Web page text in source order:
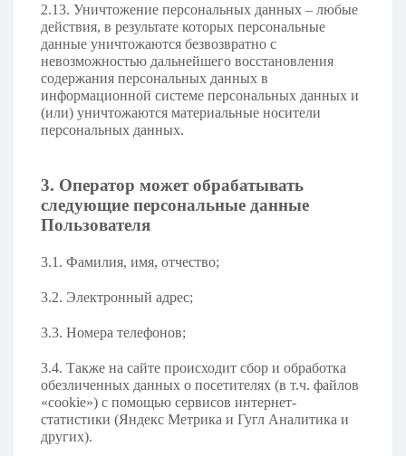
2.13. Уничтожение персональных данных – любые
действия, в результате которых персональные
данные уничтожаются безвозвратно с
невозможностью дальнейшего восстановления
содержания персональных данных в
информационной системе персональных данных и
(или) уничтожаются материальные носители
персональных данных.
3. Оператор может обрабатывать
следующие персональные данные
Пользователя
3.1. Фамилия, имя, отчество;
3.2. Электронный адрес;
3.3. Номера телефонов;
3.4. Также на сайте происходит сбор и обработка
обезличенных данных о посетителях (в т.ч. файлов
«cookie») с помощью сервисов интернет-
статистики (Яндекс Метрика и Гугл Аналитика и
других).